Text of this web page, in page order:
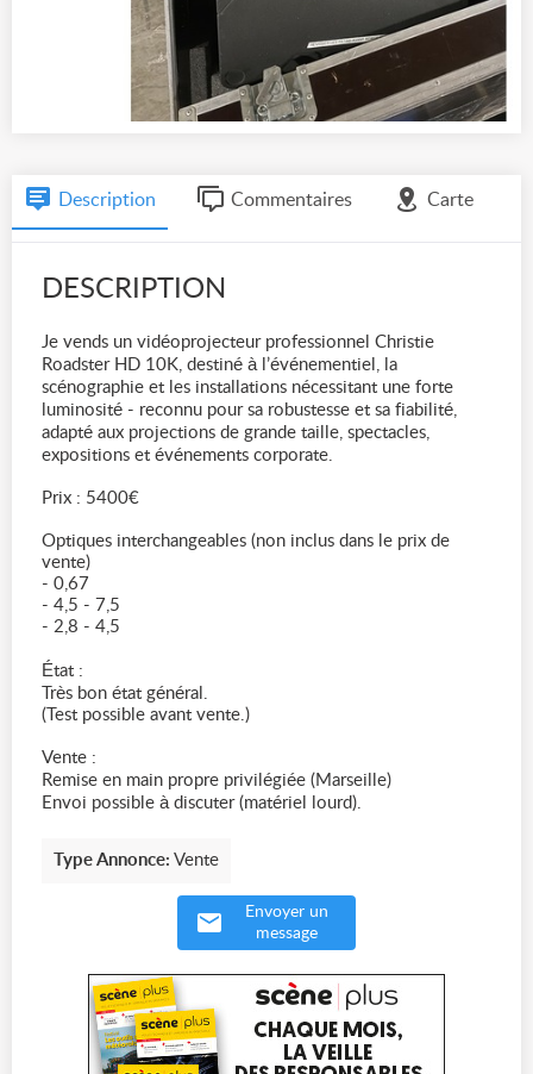
Description Commentaires Carte
DESCRIPTION
Je vends un vidéoprojecteur professionnel Christie
Roadster HD 10K, destiné à l’événementiel, la
scénographie et les installations nécessitant une forte
luminosité - reconnu pour sa robustesse et sa fiabilité,
adapté aux projections de grande taille, spectacles,
expositions et événements corporate.
Prix : 5400€
Optiques interchangeables (non inclus dans le prix de
vente)
- 0,67
- 4,5 - 7,5
- 2,8 - 4,5
État :
Très bon état général.
(Test possible avant vente.)
Vente :
Remise en main propre privilégiée (Marseille)
Envoi possible à discuter (matériel lourd).
Type Annonce: Vente
Envoyer un
message